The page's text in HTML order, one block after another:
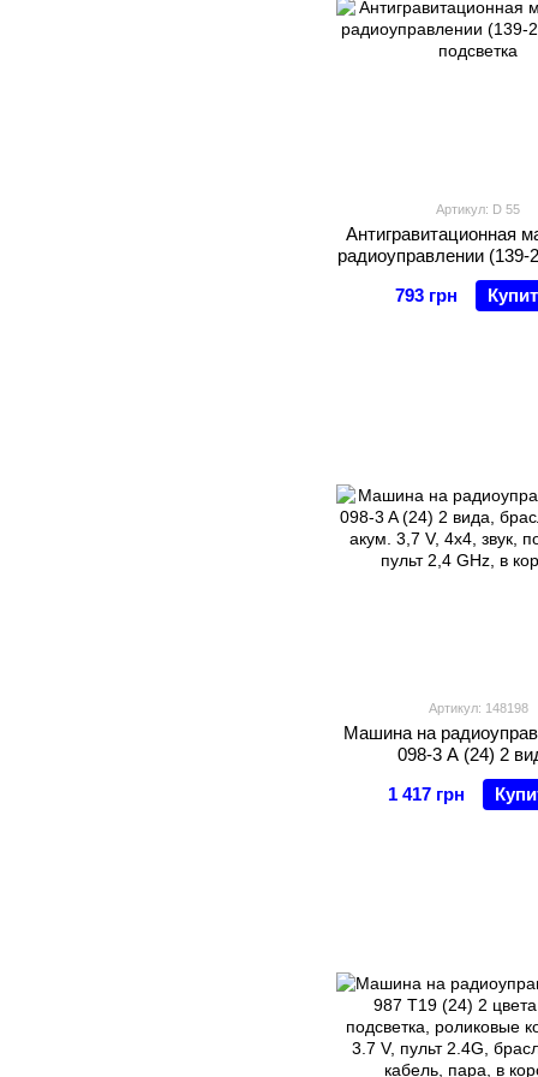
Артикул: D 55
Антигравитационная
радиоуправлении (139-
подсветка
793 грн
Артикул: 148198
Машина на
098-3 A (24) 2
браслет+пульт, акум.
звук, подсветка,
1 417 грн